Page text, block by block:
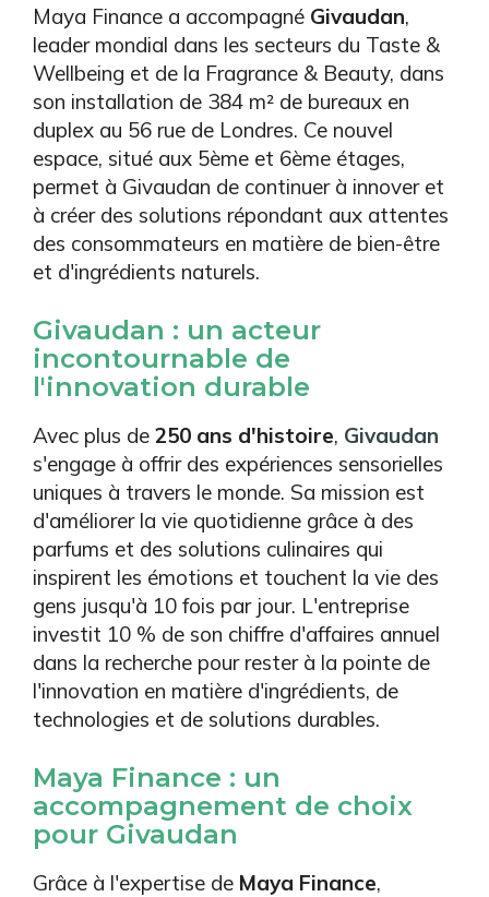
Maya Finance a accompagné Givaudan,
leader mondial dans les secteurs du Taste &
Wellbeing et de la Fragrance & Beauty, dans
son installation de 384 m² de bureaux en
duplex au 56 rue de Londres. Ce nouvel
espace, situé aux 5ème et 6ème étages,
permet à Givaudan de continuer à innover et
à créer des solutions répondant aux attentes
des consommateurs en matière de bien-être
et d'ingrédients naturels.
Givaudan : un acteur
incontournable de
l'innovation durable
Avec plus de 250 ans d'histoire, Givaudan
s'engage à offrir des expériences sensorielles
uniques à travers le monde. Sa mission est
d'améliorer la vie quotidienne grâce à des
parfums et des solutions culinaires qui
inspirent les émotions et touchent la vie des
gens jusqu'à 10 fois par jour. L'entreprise
investit 10 % de son chiffre d'affaires annuel
dans la recherche pour rester à la pointe de
l'innovation en matière d'ingrédients, de
technologies et de solutions durables.
Maya Finance : un
accompagnement de choix
pour Givaudan
Grâce à l'expertise de Maya Finance,